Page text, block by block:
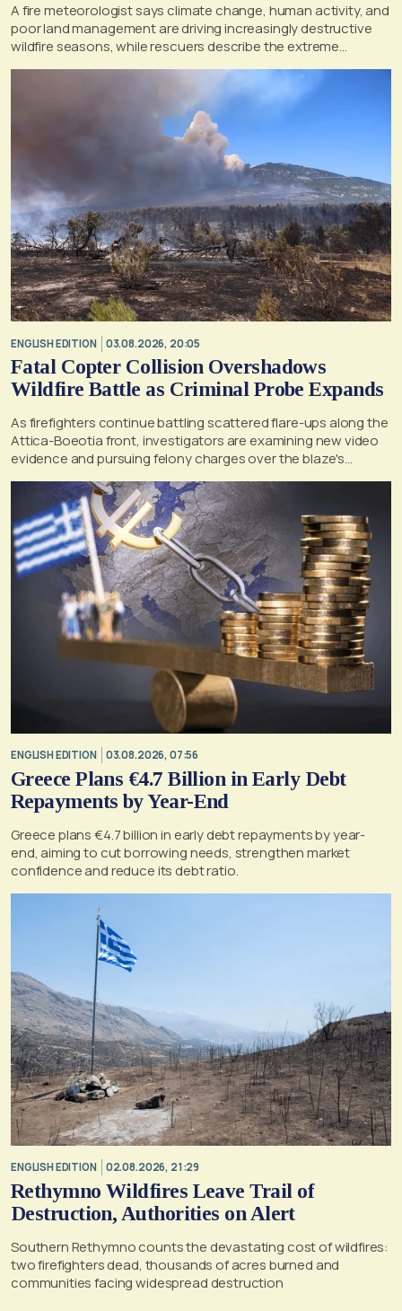
A fire meteorologist says climate change, human activity, and
poor land management are driving increasingly destructive
wildfire seasons, while rescuers describe the extreme
ENGLISH EDITION 03.08.2026, 20:05
Fatal Copter Collision Overshadows
Wildfire Battle as Criminal Probe Expands
As firefighters continue battling scattered flare-ups along the
Attica-Boeotia front, investigators are examining new video
evidence and pursuing felony charges over the blaze's
ENGLISH EDITION 03.08.2026, 07:56
Greece Plans €4.7 Billion in Early Debt
Repayments by Year-End
Greece plans €4.7 billion in early debt repayments by year-
end, aiming to cut borrowing needs, strengthen market
confidence and reduce its debt ratio.
ENGLISH EDITION 02.08.2026, 21:29
Rethymno Wildfires Leave Trail of
Destruction, Authorities on Alert
Southern Rethymno counts the devastating cost of wildfires:
two firefighters dead, thousands of acres burned and
communities facing widespread destruction